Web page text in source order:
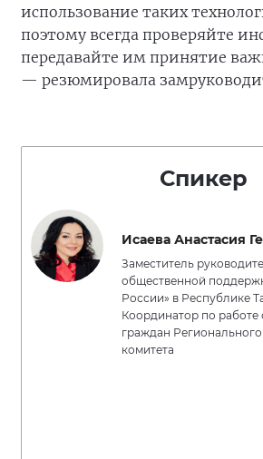
использование таких
поэтому всегда проверяйте
передавайте им принятие
— резюмировала
Спикер
Исаева Анастасия
Заместитель
общественной
России» в Республике
Координатор по
граждан
комитета